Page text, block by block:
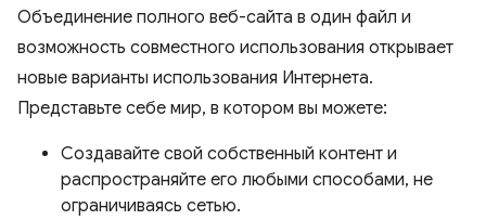
Объединение полного веб-сайта в один файл и
возможность совместного использования открывает
новые варианты использования Интернета.
Представьте себе мир, в котором вы можете:
Создавайте свой собственный контент и
распространяйте его любыми способами, не
ограничиваясь сетью.